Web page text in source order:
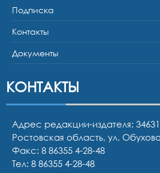
Подписка
Контакты
Документы
КОНТАКТЫ
Адрес редакции-издателя:
Ростовская область, ул.
Факс: 8 86355 4-28-48
Тел: 8 86355 4-28-48